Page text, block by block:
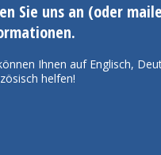
Sie uns an (oder
Ihnen auf Englisch,
helfen!